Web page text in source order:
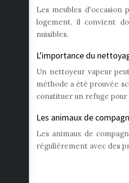
Les meubles d'occasion
logement, il convient
nuisibles.
L'importance du
Un nettoyeur vapeur
méthode a été prouvée
constituer un refuge pour
Les animaux de
Les animaux de
régulièrement avec des